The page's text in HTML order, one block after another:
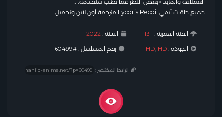
العملاقة والمزيد «بغض النظر عما تطلب سنقدمه…!
جميع حلقات أنمي Lycoris Recoil مترجمة أون لاين وتحميل
الفئة العمرية : +13 السنة : 2022
الجودة : FHD, HD رقم المسلسل : #60499
الرابط المختصر :